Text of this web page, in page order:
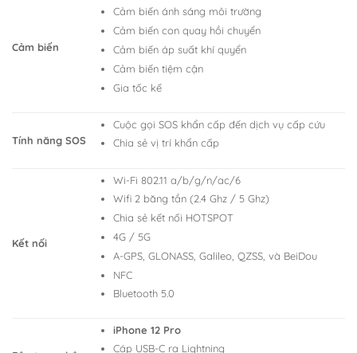
Cảm biến
Cảm biến ánh sáng môi trường
Cảm biến con quay hồi chuyển
Cảm biến áp suất khí quyển
Cảm biến tiệm cận
Gia tốc kế
Tính năng SOS
Cuộc gọi SOS khẩn cấp đến dịch vụ cấp cứu
Chia sẻ vị trí khẩn cấp
Kết nối
Wi-Fi 802.11 a/b/g/n/ac/6
Wifi 2 băng tần (2.4 Ghz / 5 Ghz)
Chia sẻ kết nối HOTSPOT
4G / 5G
A-GPS, GLONASS, Galileo, QZSS, và BeiDou
NFC
Bluetooth 5.0
iPhone 12 Pro
Cáp USB-C ra Lightning